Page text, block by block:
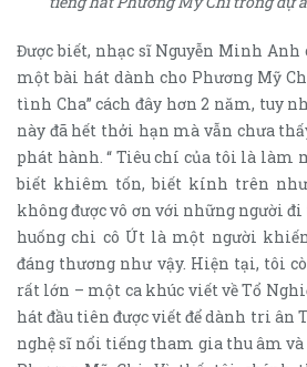
Được biết, nhạc sĩ Nguyễn Minh Anh
một bài hát dành cho Phương Mỹ
tình Cha” cách đây hơn 2 năm, tuy
này đã hết thởi hạn mà vẫn chưa
phát hành. “ Tiêu chí của tôi là làm
biết khiêm tốn, biết kính trên
không được vô ơn với những người
huống chi cô Út là một người
đáng thương như vậy. Hiện tại, tôi
rất lớn – một ca khúc viết về Tổ
hát đầu tiên được viết để dành tri ân
nghệ sĩ nổi tiếng tham gia thu âm